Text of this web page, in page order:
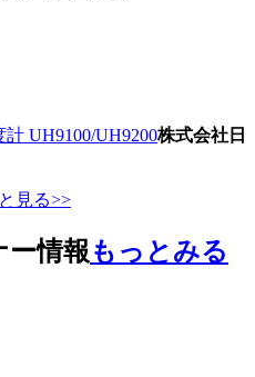
UH9100/UH9200株式会社日
見る>>
ー情報もっとみる